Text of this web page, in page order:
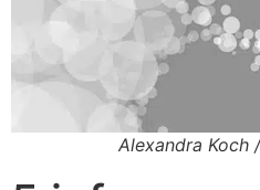
Alexandra Koch